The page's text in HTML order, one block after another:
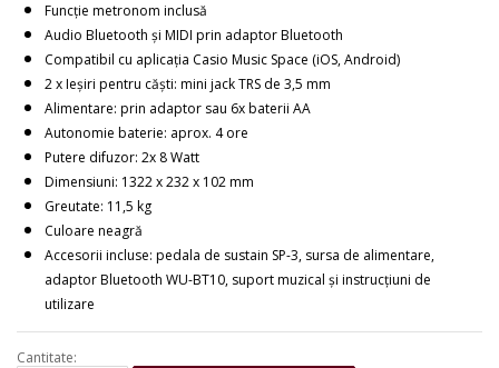
Funcție metronom inclusă
Audio Bluetooth și MIDI prin adaptor Bluetooth
Compatibil cu aplicația Casio Music Space (iOS, Android)
2 x Ieșiri pentru căști: mini jack TRS de 3,5 mm
Alimentare: prin adaptor sau 6x baterii AA
Autonomie baterie: aprox. 4 ore
Putere difuzor: 2x 8 Watt
Dimensiuni: 1322 x 232 x 102 mm
Greutate: 11,5 kg
Culoare neagră
Accesorii incluse: pedala de sustain SP-3, sursa de alimentare,
adaptor Bluetooth WU-BT10, suport muzical și instrucțiuni de
utilizare
Cantitate: